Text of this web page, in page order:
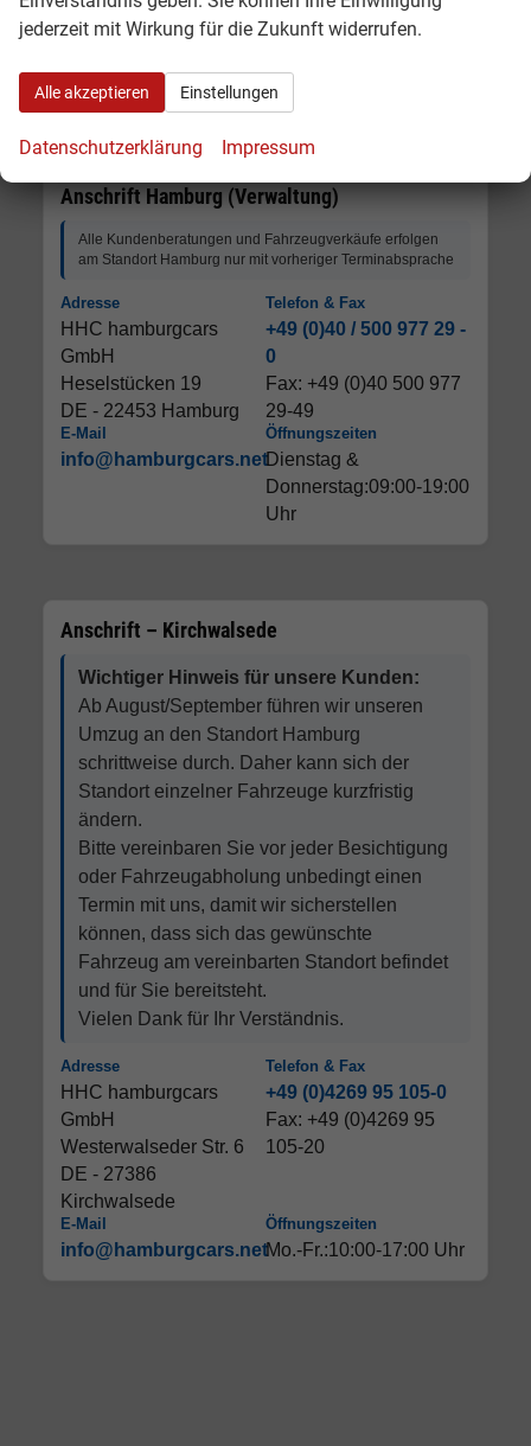
Anschrift Hamburg (Verwaltung)
Alle Kundenberatungen und Fahrzeugverkäufe erfolgen
am Standort Hamburg nur mit vorheriger Terminabsprache
Adresse
HHC hamburgcars
GmbH
Heselstücken 19
DE - 22453 Hamburg
Telefon & Fax
+49 (0)40 / 500 977 29 -
0
Fax: +49 (0)40 500 977
29-49
E-Mail
info@hamburgcars.net
Öffnungszeiten
Dienstag &
Donnerstag:09:00-19:00
Uhr
Anschrift – Kirchwalsede
Wichtiger Hinweis für unsere Kunden:
Ab August/September führen wir unseren
Umzug an den Standort Hamburg
schrittweise durch. Daher kann sich der
Standort einzelner Fahrzeuge kurzfristig
ändern.
Bitte vereinbaren Sie vor jeder Besichtigung
oder Fahrzeugabholung unbedingt einen
Termin mit uns, damit wir sicherstellen
können, dass sich das gewünschte
Fahrzeug am vereinbarten Standort befindet
und für Sie bereitsteht.
Vielen Dank für Ihr Verständnis.
Adresse
HHC hamburgcars
GmbH
Westerwalseder Str. 6
DE - 27386
Kirchwalsede
Telefon & Fax
+49 (0)4269 95 105-0
Fax: +49 (0)4269 95
105-20
E-Mail
info@hamburgcars.net
Öffnungszeiten
Mo.-Fr.:10:00-17:00 Uhr
jederzeit mit Wirkung für die Zukunft widerrufen.
Alle akzeptieren Einstellungen
Datenschutzerklärung Impressum